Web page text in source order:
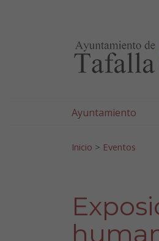
Ayuntamiento
Inicio > Eventos